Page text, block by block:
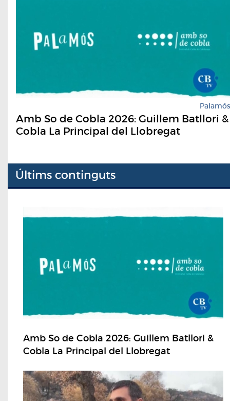
Palamós
Amb So de Cobla 2026: Guillem Batllori &
Cobla La Principal del Llobregat
Últims continguts
Amb So de Cobla 2026: Guillem Batllori &
Cobla La Principal del Llobregat